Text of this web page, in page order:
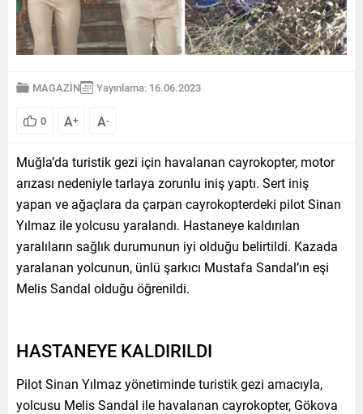
MAGAZİN Yayınlama: 16.06.2023
0 A+ A-
Muğla’da turistik gezi için havalanan cayrokopter, motor
arızası nedeniyle tarlaya zorunlu iniş yaptı. Sert iniş
yapan ve ağaçlara da çarpan cayrokopterdeki pilot Sinan
Yılmaz ile yolcusu yaralandı. Hastaneye kaldırılan
yaralıların sağlık durumunun iyi olduğu belirtildi. Kazada
yaralanan yolcunun, ünlü şarkıcı Mustafa Sandal’ın eşi
Melis Sandal olduğu öğrenildi.
HASTANEYE KALDIRILDI
Pilot Sinan Yılmaz yönetiminde turistik gezi amacıyla,
yolcusu Melis Sandal ile havalanan cayrokopter, Gökova